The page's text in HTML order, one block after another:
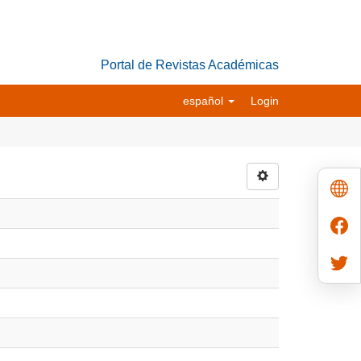
Portal de Revistas Académicas
español Login